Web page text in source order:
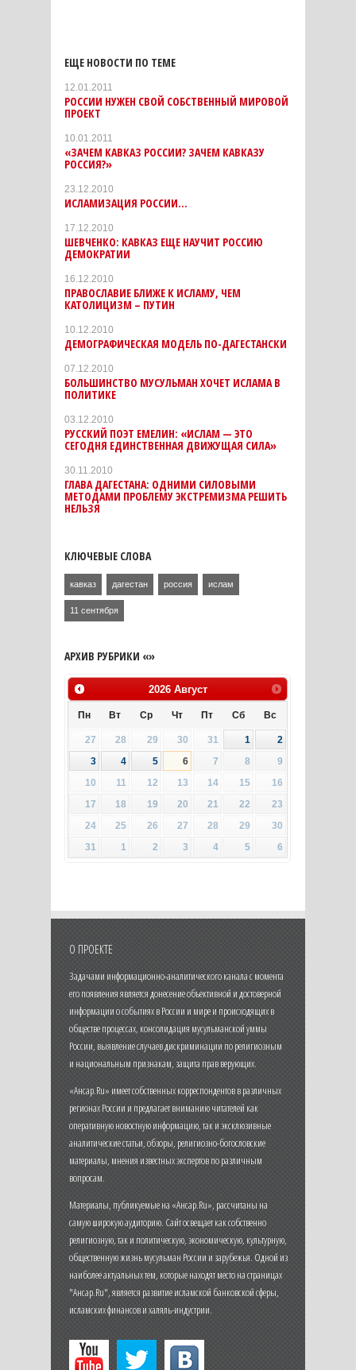
ЕЩЕ НОВОСТИ ПО ТЕМЕ
12.01.2011
РОССИИ НУЖЕН СВОЙ СОБСТВЕННЫЙ МИРОВОЙ
ПРОЕКТ
10.01.2011
«ЗАЧЕМ КАВКАЗ РОССИИ? ЗАЧЕМ КАВКАЗУ
РОССИЯ?»
23.12.2010
ИСЛАМИЗАЦИЯ РОССИИ...
17.12.2010
ШЕВЧЕНКО: КАВКАЗ ЕЩЕ НАУЧИТ РОССИЮ
ДЕМОКРАТИИ
16.12.2010
ПРАВОСЛАВИЕ БЛИЖЕ К ИСЛАМУ, ЧЕМ
КАТОЛИЦИЗМ – ПУТИН
10.12.2010
ДЕМОГРАФИЧЕСКАЯ МОДЕЛЬ ПО-ДАГЕСТАНСКИ
07.12.2010
БОЛЬШИНСТВО МУСУЛЬМАН ХОЧЕТ ИСЛАМА В
ПОЛИТИКЕ
03.12.2010
РУССКИЙ ПОЭТ ЕМЕЛИН: «ИСЛАМ — ЭТО
СЕГОДНЯ ЕДИНСТВЕННАЯ ДВИЖУЩАЯ СИЛА»
30.11.2010
ГЛАВА ДАГЕСТАНА: ОДНИМИ СИЛОВЫМИ
МЕТОДАМИ ПРОБЛЕМУ ЭКСТРЕМИЗМА РЕШИТЬ
НЕЛЬЗЯ
КЛЮЧЕВЫЕ СЛОВА
кавказ дагестан россия ислам
11 сентября
АРХИВ РУБРИКИ «»
2026 Август
Пн Вт Ср Чт Пт Сб Вс
27 28 29 30 31 1
2
3
4 5 6 7 8
9
10
11 12 13 14 15
16
17
18 19 20 21 22
23
24
25 26 27 28 29
30
31
1 2 3 4 5 6
О ПРОЕКТЕ
Задачами информационно-аналитического канала с момента
его появления является донесение объективной и достоверной
информации о событиях в России и мире и происходящих в
обществе процессах, консолидация мусульманской уммы
России, выявление случаев дискриминации по религиозным
и национальным признакам, защита прав верующих.
«Ансар.Ru» имеет собственных корреспондентов в различных
регионах России и предлагает вниманию читателей как
оперативную новостную информацию, так и эксклюзивные
аналитические статьи, обзоры, религиозно-богословские
материалы, мнения известных экспертов по различным
вопросам.
Материалы, публикуемые на «Ансар.Ru», рассчитаны на
самую широкую аудиторию. Сайт освещает как собственно
религиозную, так и политическую, экономическую, культурную,
общественную жизнь мусульман России и зарубежья. Одной из
наиболее актуальных тем, которые находят место на страницах
"Ансар.Ru", является развитие исламской банковской сферы,
исламских финансов и халяль-индустрии.